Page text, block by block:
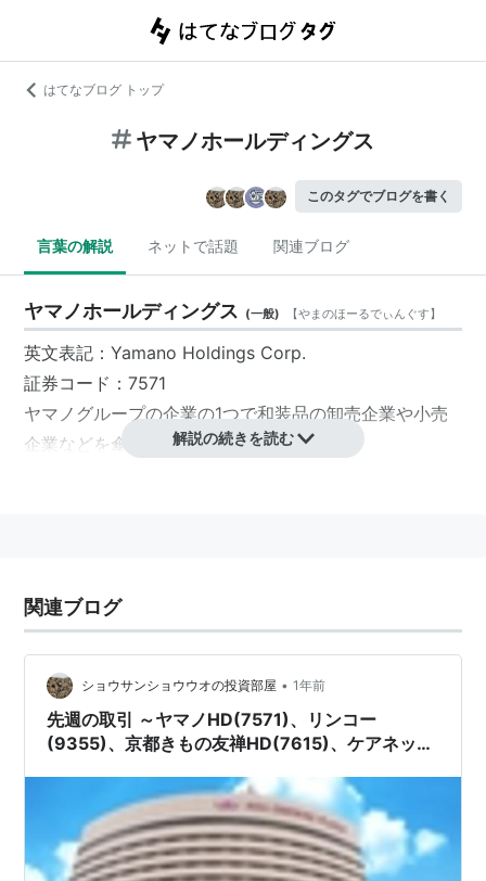
はてなブログ トップ
ヤマノホールディングス
このタグでブログを書く
言葉の解説 ネットで話題 関連ブログ
ヤマノホールディングス (一般) 【やまのほーるでぃんぐす】
英文表記：Yamano Holdings Corp.
証券コード：7571
ヤマノ グループの企業の1つで和装品の卸売企業や小売
企業などを傘下に持つ持株会社。
ションに社名変更。2006年8月に現在の社名になった。
解説の続きを読む
関連ブログ
ショウサンショウウオの投資部屋 • 1年前
先週の取引 ～ヤマノHD(7571)、リンコー
(9355)、京都きもの友禅HD(7615)、ケアネット